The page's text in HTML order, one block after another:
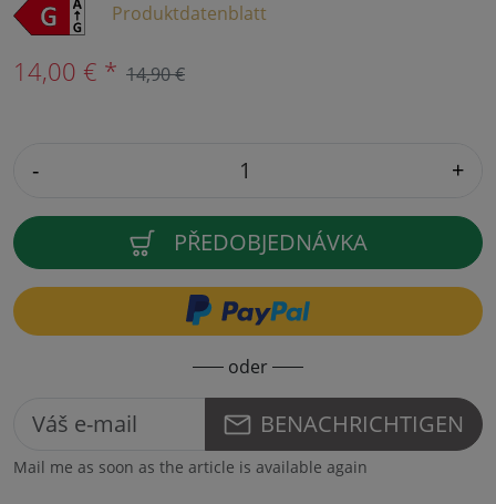
Produktdatenblatt
14,00 € * 14,90 €
- +
PŘEDOBJEDNÁVKA
oder
BENACHRICHTIGEN
Mail me as soon as the article is available again